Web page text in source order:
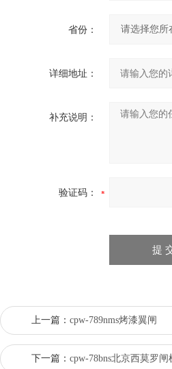
省份：
详细地址：
补充说明：
验证码：
上一篇： cpw-789nms烤漆翼闸
下一篇： cpw-78bns北京西莫罗